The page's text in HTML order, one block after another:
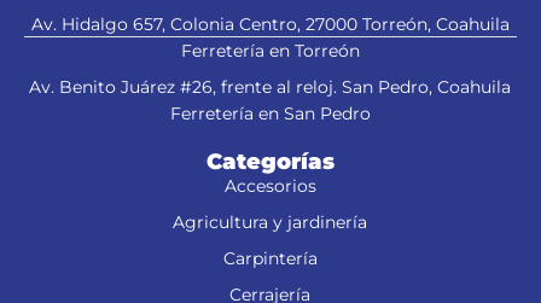
Av. Hidalgo 657, Colonia Centro, 27000 Torreón, Coahuila
Ferretería en Torreón
Av. Benito Juárez #26, frente al reloj. San Pedro, Coahuila
Ferretería en San Pedro
Categorías
Accesorios
Agricultura y jardinería
Carpintería
Cerrajería